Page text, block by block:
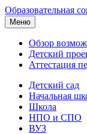
Образовательная
Меню
Обзор
Детский
Аттестация
Детский сад
Начальная
Школа
НПО и СПО
ВУЗ